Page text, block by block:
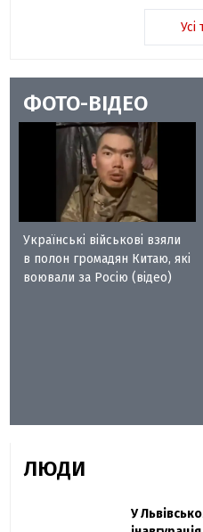
Усі
ФОТО-ВІДЕО
Українські військові взяли
в полон громадян Китаю, які
воювали за Росію (відео)
ЛЮДИ
Павло Дак
Захисник
У